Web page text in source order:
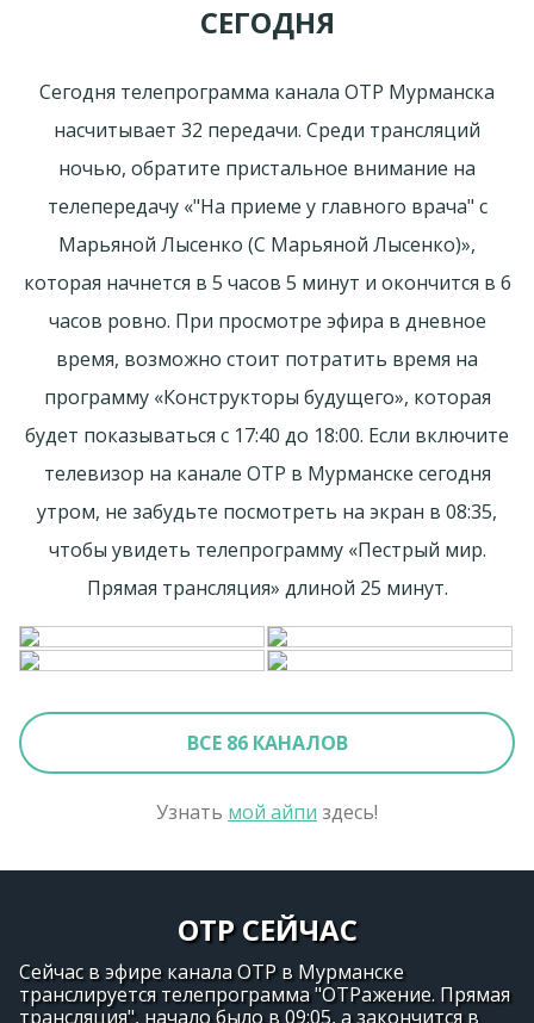
СЕГОДНЯ
Сегодня телепрограмма канала ОТР Мурманска
насчитывает 32 передачи. Среди трансляций
ночью, обратите пристальное внимание на
телепередачу «"На приеме у главного врача" с
Марьяной Лысенко (С Марьяной Лысенко)»,
которая начнется в 5 часов 5 минут и окончится в 6
часов ровно. При просмотре эфира в дневное
время, возможно стоит потратить время на
программу «Конструкторы будущего», которая
будет показываться с 17:40 до 18:00. Если включите
телевизор на канале ОТР в Мурманске сегодня
утром, не забудьте посмотреть на экран в 08:35,
чтобы увидеть телепрограмму «Пестрый мир.
Прямая трансляция» длиной 25 минут.
ВСЕ 86 КАНАЛОВ
Узнать мой айпи здесь!
ОТР СЕЙЧАС
Сейчас в эфире канала ОТР в Мурманске
транслируется телепрограмма "ОТРажение. Прямая
трансляция", начало было в 09:05, а закончится в